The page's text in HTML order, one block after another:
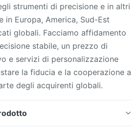
strumenti di precisione e in altri
in Europa, America, Sud-Est
globali. Facciamo affidamento
stabile, un prezzo di
e servizi di personalizzazione
la fiducia e la cooperazione a
degli acquirenti globali.